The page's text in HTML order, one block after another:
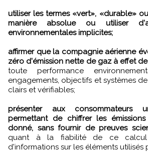
utiliser les termes «vert», «durable»
manière absolue ou utiliser
environnementales implicites;
affirmer que la compagnie aérienne
zéro d'émission nette de gaz à effet de
toute performance
engagements, objectifs et systèmes
clairs et vérifiables;
présenter aux consommateurs
permettant de chiffrer les
donné, sans fournir de preuves
quant à la fiabilité de ce
d'informations sur les éléments utilisés